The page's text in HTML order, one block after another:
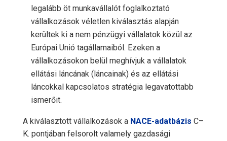
legalább öt munkavállalót foglalkoztató
vállalkozások véletlen kiválasztás alapján
kerültek ki a nem pénzügyi vállalatok közül az
Európai Unió tagállamaiból. Ezeken a
vállalkozásokon belül meghívjuk a vállalatok
ellátási láncának (láncainak) és az ellátási
láncokkal kapcsolatos stratégia legavatottabb
ismerőit.
A kiválasztott vállalkozások aNACE-adatbázis C–
K. pontjában felsorolt valamely gazdasági